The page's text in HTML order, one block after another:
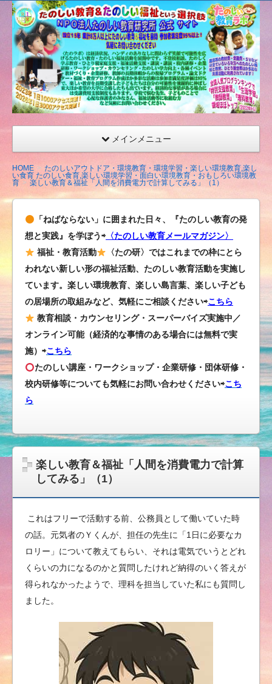
たの
しい
教育
研究
所
（沖
縄）
公式
ト
メインメニュー
HOME
たのしいアウトドア・環境教育・環境学習・楽しい環境教育,楽し
い食育 たのしい食育,楽しい環境学習・面白い環境教育・おもしろい環境教
育
楽しい教育＆福祉「人間を消費電力で計算してみる」（1）
「ねばならない」に囲まれた日々、『たのしい教育の発
想と実践』を学ぼう⇨ 〈たのしい教育メールマガジン〉
福祉・教育活動
〈たの研〉ではこれまでの枠にとら
われない新しい形の福祉活動、たのしい教育活動を実施し
ています。楽しい環境教育、楽しい島言葉、楽しい子ども
の居場所の取組みなど、気軽にご相談ください⇨こちら
教育相談・カウンセリング・スーパーバイズ実施中／
オンライン可能（経済的な事情のある場合には無料で実
施）⇨こちら
たのしい講座・ワークショップ・企業研修・団体研修・
校内研修等についても気軽にお問い合わせください⇨こち
ら
楽しい教育＆福祉「人間を消費電力で計算
してみる」（1）
これはフリーで活動する前、公務員として働いていた時
の話。元気者のＹくんが、担任の先生に「1日に必要なカ
ロリー」について教えてもらい、それは電気でいうとどれ
くらいの力になるのかと質問したけれど納得のいく答えが
得られなかったようで、理科を担当していた私にも質問し
ました。